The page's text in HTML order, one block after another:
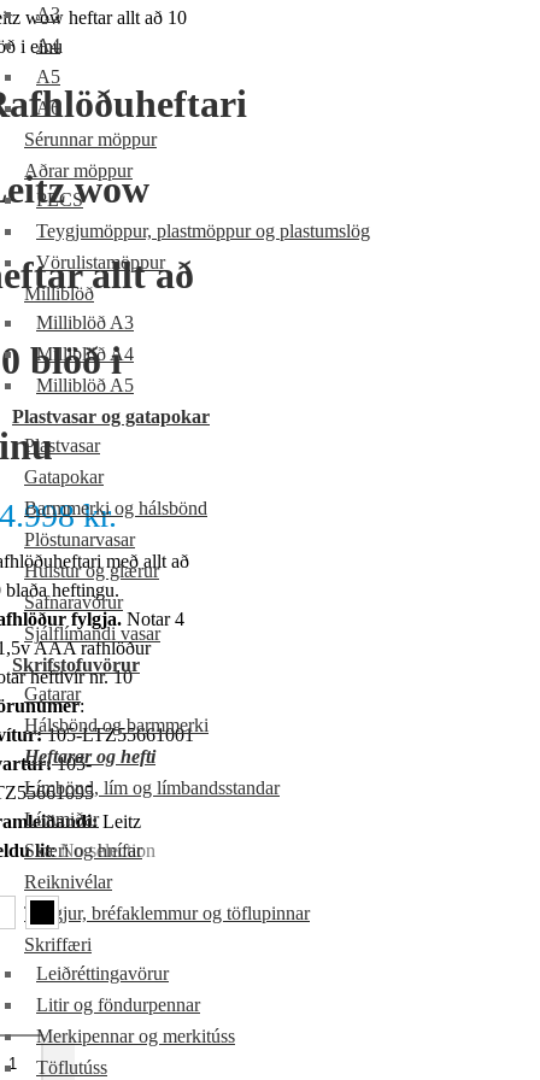
A3
A4
A5
A6
Sérunnar möppur
Aðrar möppur
PECS
Teygjumöppur, plastmöppur og plastumslög
Vörulistamöppur
Milliblöð
Milliblöð A3
Milliblöð A4
Milliblöð A5
Plastvasar og gatapokar
Plastvasar
Gatapokar
Barmmerki og hálsbönd
Plöstunarvasar
Hulstur og glærur
Safnaravörur
Sjálflímandi vasar
Skrifstofuvörur
Gatarar
Hálsbönd og barmmerki
Heftarar og hefti
Límbönd, lím og límbandsstandar
Límmiðar
Skæri og hnífar
Reiknivélar
Teygjur, bréfaklemmur og töflupinnar
Skriffæri
Leiðréttingavörur
Litir og föndurpennar
Merkipennar og merkitúss
Töflutúss
wow heftar allt að 10
i einu
wow
allt að
blöð i
kr.
með allt að
blaða heftingu.
fylgja. Notar 4
AAA rafhlöður
heftivír nr. 10
:
105-LTZ55661001
105-
Leitz
lit: No selection